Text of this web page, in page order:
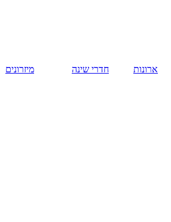
ארונות חדרי שינה מיזרונים